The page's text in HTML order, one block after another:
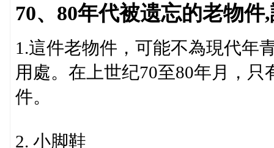
70、80年代被遗忘的老物
1.這件老物件，可能不為現代年
用處。在上世纪70至80年月，
件。
2. 小脚鞋